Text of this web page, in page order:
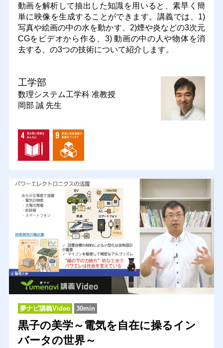
動画を解析して抽出した知識を用いると、素早く簡
単に映像を生成することができます。講義では、1)
写真や絵画の中の水を動かす、2)煙や炎などの3次元
CGをビデオから作る、3) 動画の中の人や物体を消
去する、の3つの技術について紹介します。
工学部
数理システム工学科 准教授
岡部 誠 先生
夢ナビ講義Video 30min
黒子の美学～電気を自在に操るイン
バータの世界～